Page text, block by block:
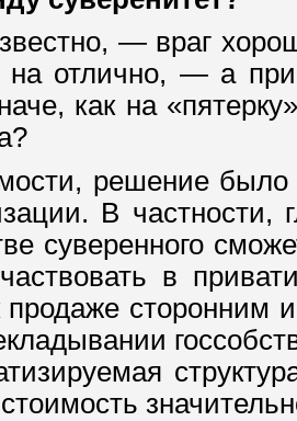
— враг
отлично, — а
как на
решение было
В
суверенного
в
продаже сторонним